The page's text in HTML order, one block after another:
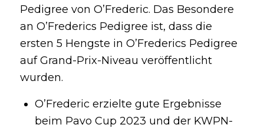
Pedigree von O’Frederic. Das Besondere
an O’Frederics Pedigree ist, dass die
ersten 5 Hengste in O’Frederics Pedigree
auf Grand-Prix-Niveau veröffentlicht
wurden.
O’Frederic erzielte gute Ergebnisse
beim Pavo Cup 2023 und der KWPN-